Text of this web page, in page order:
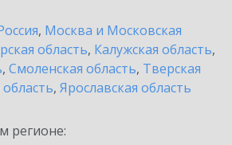
, Москва и Московская
область, Калужская область,
, Смоленская область, Тверская
, Ярославская область
регионе: